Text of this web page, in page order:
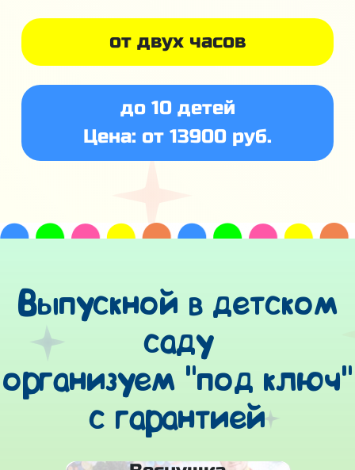
от двух часов
до 10 детей
Цена: от 13900 руб.
Выпускной в детском
саду
организуем "под ключ"
с гарантией